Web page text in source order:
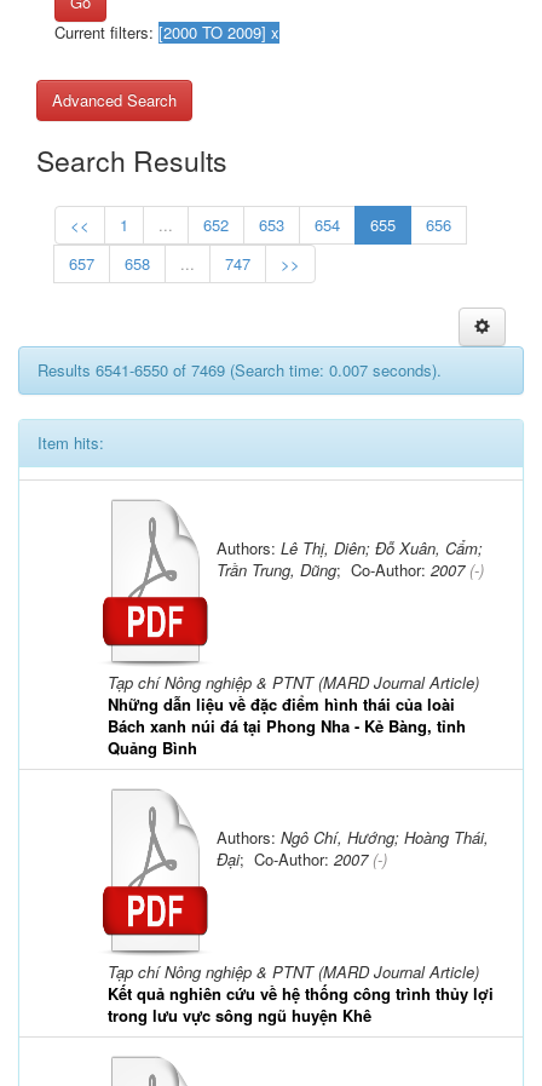
Current filters:
Advanced Search
Search Results
<< 1 ... 652 653 654 655
656
657
658 ... 747 >>
Results 6541-6550 of 7469 (Search time: 0.007 seconds).
Item hits:
Tạp chí Nông nghiệp & PTNT (MARD Journal Article)
Những dẫn liệu về đặc điểm hình thái của loài
Bách xanh núi đá tại Phong Nha - Kẻ Bàng, tỉnh
Quảng Bình
Authors: Lê Thị, Diên; Đỗ Xuân, Cẩm;
Trần Trung, Dũng; Co-Author: 2007(-)
Tạp chí Nông nghiệp & PTNT (MARD Journal Article)
Kết quả nghiên cứu về hệ thống công trình thủy lợi
trong lưu vực sông ngũ huyện Khê
Authors: Ngô Chí, Hướng; Hoàng Thái,
Đại; Co-Author: 2007(-)